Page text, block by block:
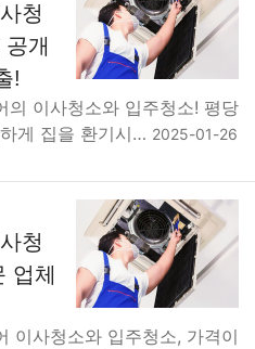
청
개
!
의 이사청소와 입주청소! 평당
게 집을 환기시… 2025-01-26
청
업체
이사청소와 입주청소, 가격이